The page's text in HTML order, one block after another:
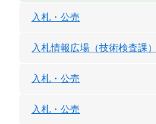
入札・公売
入札情報広場（技術検査課）
入札・公売
入札・公売